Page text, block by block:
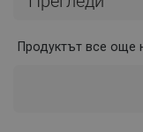
Продуктът все още